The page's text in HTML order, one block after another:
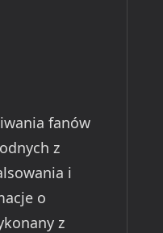
fanów
z
i
o
z